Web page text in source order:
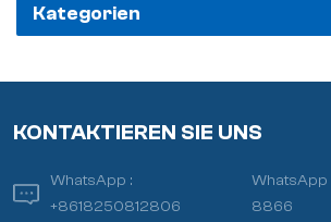
Kategorien
KONTAKTIEREN SIE UNS
WhatsApp :
+8618250812806
8866